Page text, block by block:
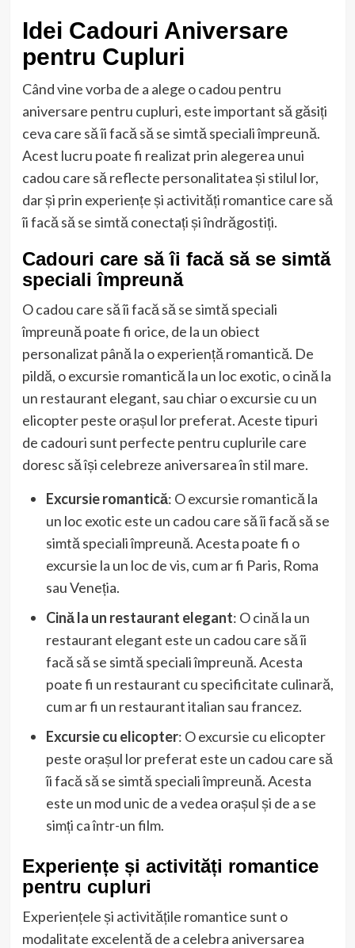
Idei Cadouri Aniversare
pentru Cupluri
Când vine vorba de a alege o cadou pentru
aniversare pentru cupluri, este important să găsiți
ceva care să îi facă să se simtă speciali împreună.
Acest lucru poate fi realizat prin alegerea unui
cadou care să reflecte personalitatea și stilul lor,
dar și prin experiențe și activități romantice care să
îi facă să se simtă conectați și îndrăgostiți.
Cadouri care să îi facă să se simtă
speciali împreună
O cadou care să îi facă să se simtă speciali
împreună poate fi orice, de la un obiect
personalizat până la o experiență romantică. De
pildă, o excursie romantică la un loc exotic, o cină la
un restaurant elegant, sau chiar o excursie cu un
elicopter peste orașul lor preferat. Aceste tipuri
de cadouri sunt perfecte pentru cuplurile care
doresc să își celebreze aniversarea în stil mare.
Excursie romantică: O excursie romantică la
un loc exotic este un cadou care să îi facă să se
simtă speciali împreună. Acesta poate fi o
excursie la un loc de vis, cum ar fi Paris, Roma
sau Veneția.
Cină la un restaurant elegant: O cină la un
restaurant elegant este un cadou care să îi
facă să se simtă speciali împreună. Acesta
poate fi un restaurant cu specificitate culinară,
cum ar fi un restaurant italian sau francez.
Excursie cu elicopter: O excursie cu elicopter
peste orașul lor preferat este un cadou care să
îi facă să se simtă speciali împreună. Acesta
este un mod unic de a vedea orașul și de a se
simți ca într-un film.
Experiențe și activități romantice
pentru cupluri
Experiențele și activitățile romantice sunt o
modalitate excelentă de a celebra aniversarea